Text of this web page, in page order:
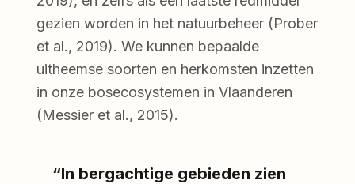
gezien worden in het natuurbeheer (Prober
et al., 2019). We kunnen bepaalde
uitheemse soorten en herkomsten inzetten
in onze bosecosystemen in Vlaanderen
(Messier et al., 2015).
“In bergachtige gebieden zien